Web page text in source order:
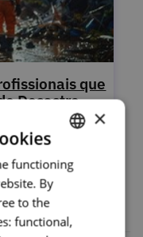
que
Desastre
se para os seus
proteger a sua
PORTUGUESE
ENGLISH
×
functioning
By
to the
functional,